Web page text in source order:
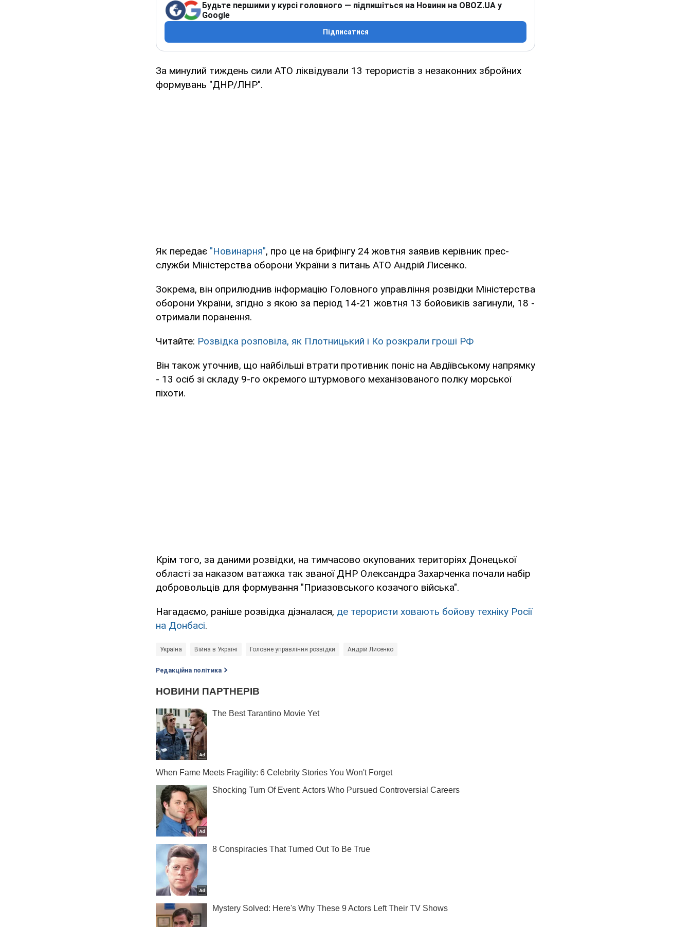
Будьте першими у курсі головного — підпишіться на Новини на OBOZ.UA у
Google
Підписатися
За минулий тиждень сили АТО ліквідували 13 терористів з незаконних збройних
формувань "ДНР/ЛНР".
Як передає "Новинарня", про це на брифінгу 24 жовтня заявив керівник прес-
служби Міністерства оборони України з питань АТО Андрій Лисенко.
Зокрема, він оприлюднив інформацію Головного управління розвідки Міністерства
оборони України, згідно з якою за період 14-21 жовтня 13 бойовиків загинули, 18 -
отримали поранення.
Читайте: Розвідка розповіла, як Плотницький і Ко розкрали гроші РФ
Він також уточнив, що найбільші втрати противник поніс на Авдіївському напрямку
- 13 осіб зі складу 9-го окремого штурмового механізованого полку морської
піхоти.
Крім того, за даними розвідки, на тимчасово окупованих територіях Донецької
області за наказом ватажка так званої ДНР Олександра Захарченка почали набір
добровольців для формування "Приазовського козачого війська".
Нагадаємо, раніше розвідка дізналася, де терористи ховають бойову техніку Росії
на Донбасі.
Україна Війна в Україні Головне управління розвідки Андрій Лисенко
Редакційна політика